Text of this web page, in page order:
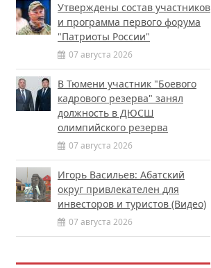
Утверждены состав участников
и программа первого форума
"Патриоты России"
07 августа 2026
В Тюмени участник "Боевого
кадрового резерва" занял
должность в ДЮСШ
олимпийского резерва
07 августа 2026
Игорь Васильев: Абатский
округ привлекателен для
инвесторов и туристов (Видео)
07 августа 2026